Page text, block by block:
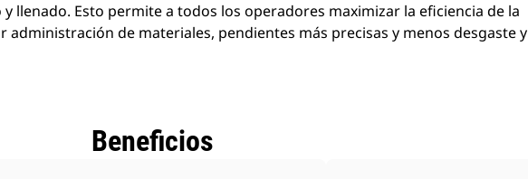
llenado. Esto permite a todos los operadores maximizar la eficiencia de la
administración de materiales, pendientes más precisas y menos desgaste y
Beneficios